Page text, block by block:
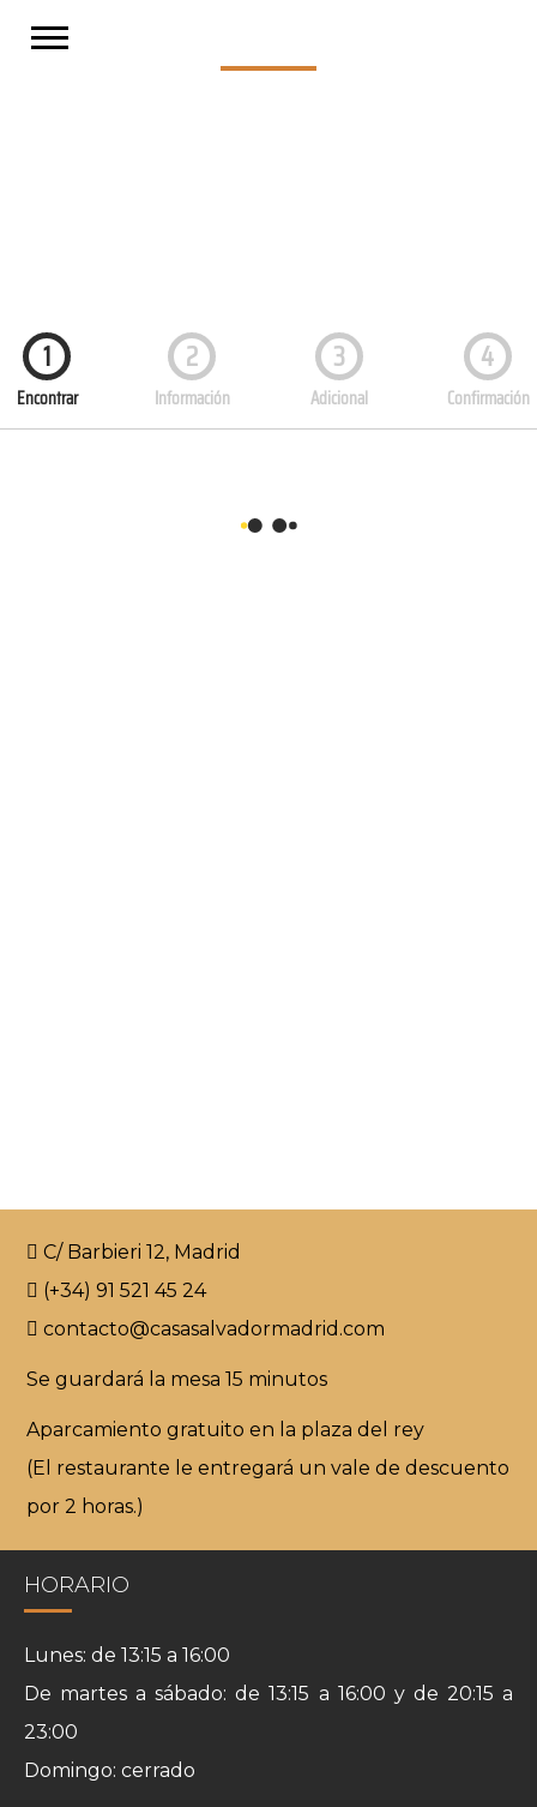
C/ Barbieri 12, Madrid
(+34) 91 521 45 24
contacto@casasalvadormadrid.com
Se guardará la mesa 15 minutos
Aparcamiento gratuito en la plaza del rey
(El restaurante le entregará un vale de descuento
por 2 horas.)
HORARIO
Lunes: de 13:15 a 16:00
De martes a sábado: de 13:15 a 16:00 y de 20:15 a
23:00
Domingo: cerrado